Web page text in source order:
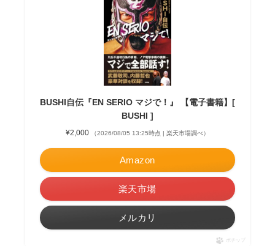
BUSHI自伝『EN SERIO マジで！』 【電子書籍】[
BUSHI ]
¥2,000 （2026/08/05 13:25時点 | 楽天市場調べ）
Amazon
楽天市場
メルカリ
ポチップ